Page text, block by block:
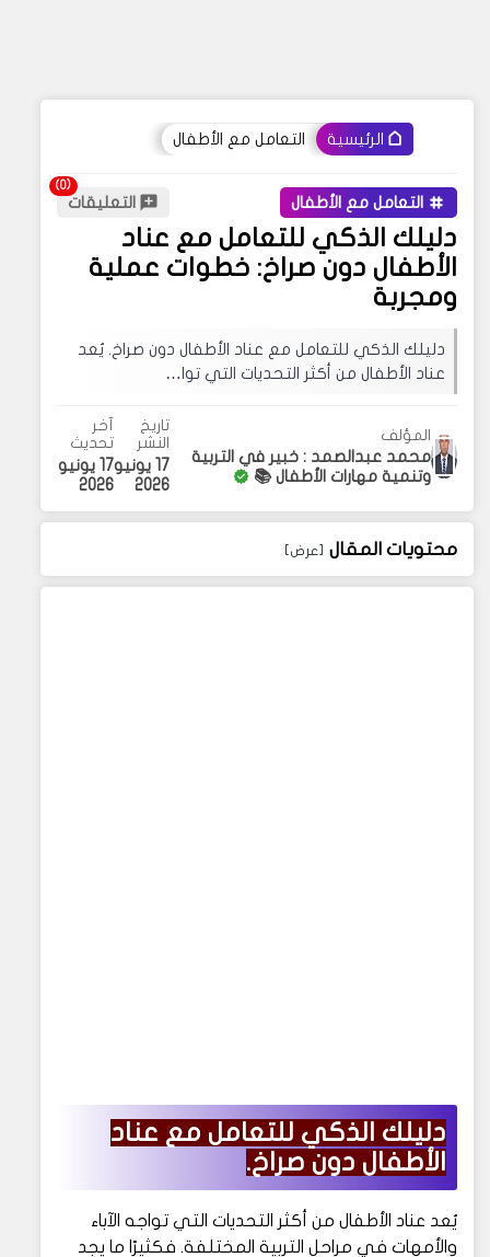
الرئيسية التعامل مع الأطفال
التعامل مع الأطفال التعليقات
دليلك الذكي للتعامل مع عناد
الأطفال دون صراخ: خطوات عملية
ومجربة
دليلك الذكي للتعامل مع عناد الأطفال دون صراخ. يُعد
عناد الأطفال من أكثر التحديات التي توا…
المؤلف
محمد عبدالصمد : خبير في التربية
وتنمية مهارات الأطفال 📚
تاريخ
النشر
17 يونيو
2026
آخر
تحديث
17 يونيو
2026
محتويات المقال
دليلك الذكي للتعامل مع عناد
الأطفال دون صراخ.
يُعد عناد الأطفال من أكثر التحديات التي تواجه الآباء
والأمهات في مراحل التربية المختلفة. فكثيرًا ما يجد